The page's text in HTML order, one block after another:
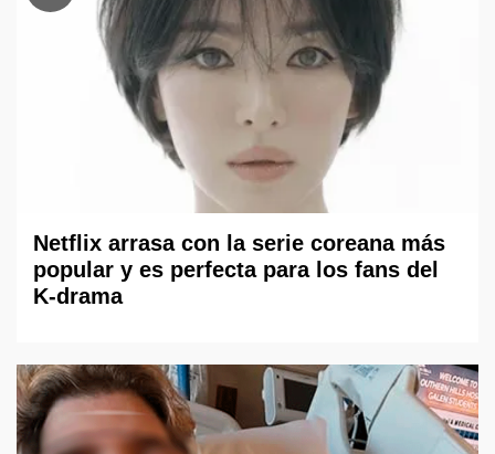
Netflix arrasa con la serie coreana más
popular y es perfecta para los fans del
K-drama